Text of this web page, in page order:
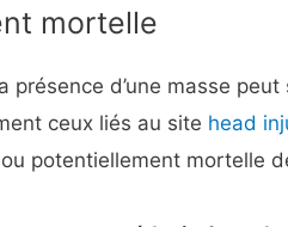
mortelle
d’une masse peut
ceux liés au site head
potentiellement mortelle